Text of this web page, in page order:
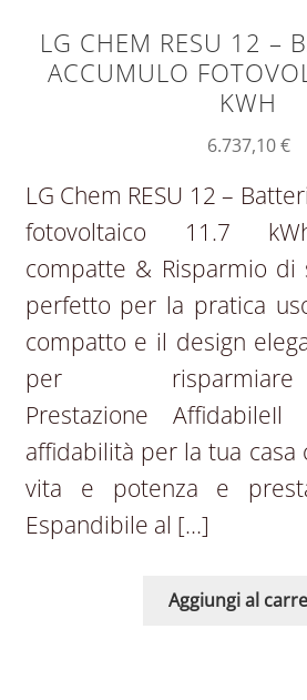
LG CHEM RESU 12 –
ACCUMULO
KWH
6.737,10€
LG Chem RESU 12 –
fotovoltaico 11.7
compatte & Risparmio di
perfetto per la pratica
compatto e il design
per
Prestazione AffidabileIl
affidabilità per la tua casa
vita e potenza e
Espandibile al […]
Aggiungi al